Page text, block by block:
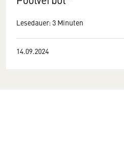
Lesedauer: 3 Minuten
14.09.2024